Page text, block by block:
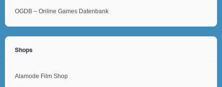
OGDB – Online Games Datenbank
Shops
Alamode Film Shop